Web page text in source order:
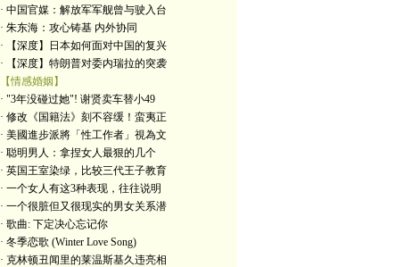
· 中国官媒：解放军军舰曾与驶入台
· 朱东海：攻心铸基 内外协同
· 【深度】日本如何面对中国的复兴
· 【深度】特朗普对委内瑞拉的突袭
【情感婚姻】
· "3年没碰过她"! 谢贤卖车替小49
· 修改《国籍法》刻不容缓！蛮夷正
· 美國進步派將「性工作者」視為文
· 聪明男人：拿捏女人最狠的几个
· 英国王室染绿，比较三代王子教育
· 一个女人有这3种表现，往往说明
· 一个很脏但又很现实的男女关系潜
· 歌曲: 下定决心忘记你
· 冬季恋歌 (Winter Love Song)
· 克林顿丑闻里的莱温斯基久违亮相